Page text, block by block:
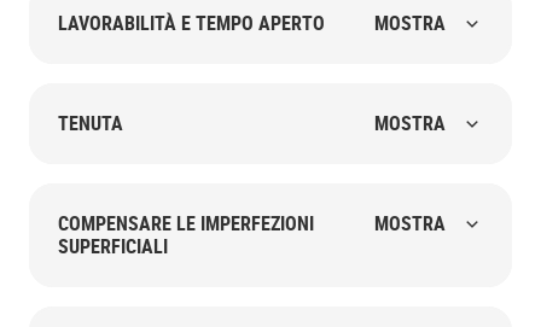
LAVORABILITÀ E TEMPO APERTO MOSTRA
TENUTA MOSTRA
COMPENSARE LE IMPERFEZIONI
SUPERFICIALI
MOSTRA